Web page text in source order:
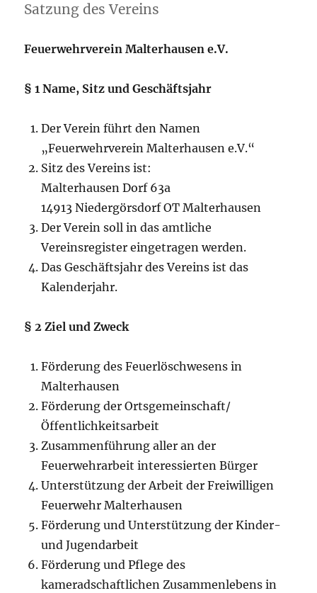
Satzung des Vereins
Feuerwehrverein Malterhausen e.V.
§ 1 Name, Sitz und Geschäftsjahr
Der Verein führt den Namen
„Feuerwehrverein Malterhausen e.V.“
Sitz des Vereins ist:
Malterhausen Dorf 63a
14913 Niedergörsdorf OT Malterhausen
Der Verein soll in das amtliche
Vereinsregister eingetragen werden.
Das Geschäftsjahr des Vereins ist das
Kalenderjahr.
§ 2 Ziel und Zweck
Förderung des Feuerlöschwesens in
Malterhausen
Förderung der Ortsgemeinschaft/
Öffentlichkeitsarbeit
Zusammenführung aller an der
Feuerwehrarbeit interessierten Bürger
Unterstützung der Arbeit der Freiwilligen
Feuerwehr Malterhausen
Förderung und Unterstützung der Kinder-
und Jugendarbeit
Förderung und Pflege des
kameradschaftlichen Zusammenlebens in